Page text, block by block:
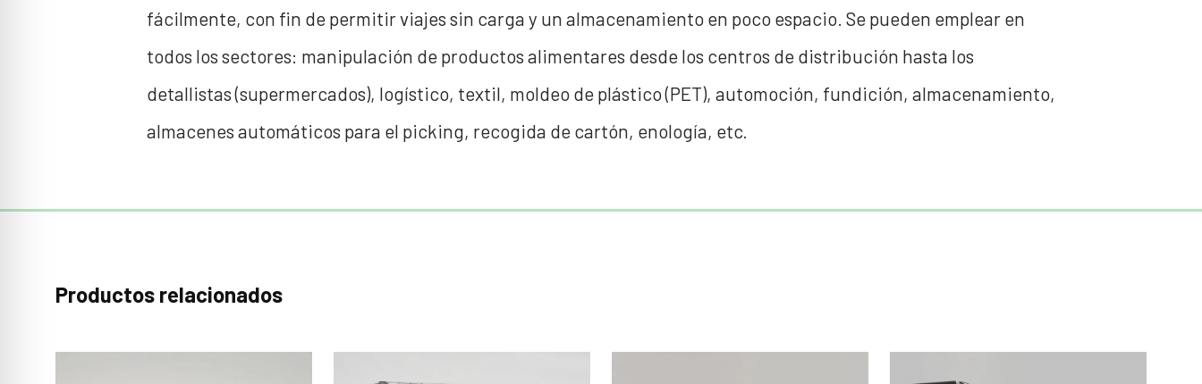
fácilmente, con fin de permitir viajes sin carga y un almacenamiento en poco espacio. Se pueden emplear en
todos los sectores: manipulación de productos alimentares desde los centros de distribución hasta los
detallistas (supermercados), logístico, textil, moldeo de plástico (PET), automoción, fundición, almacenamiento,
almacenes automáticos para el picking, recogida de cartón, enología, etc.
Productos relacionados